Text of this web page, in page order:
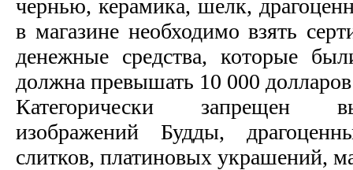
чернью, керамика, шелк,
в магазине необходимо взять
денежные средства, которые
должна превышать 10 000
Категорически запрещен
изображений Будды,
слитков, платиновых украшений,